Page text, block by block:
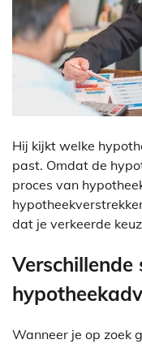
Hij kijkt welke
past. Omdat de
proces van
dat je verkeerde
Verschillende
Wanneer je op zoek